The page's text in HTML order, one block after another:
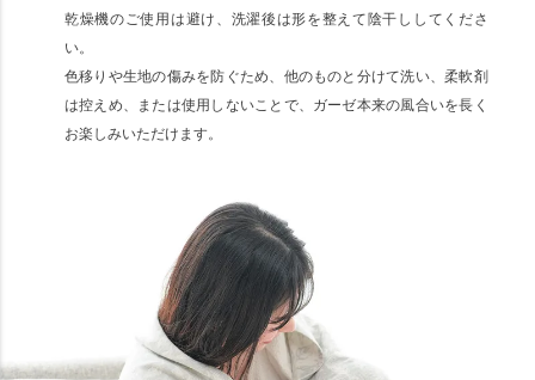
乾燥機のご使用は避け、洗濯後は形を整えて陰干ししてくださ
い。
色移りや生地の傷みを防ぐため、他のものと分けて洗い、柔軟剤
は控えめ、または使用しないことで、ガーゼ本来の風合いを長く
お楽しみいただけます。